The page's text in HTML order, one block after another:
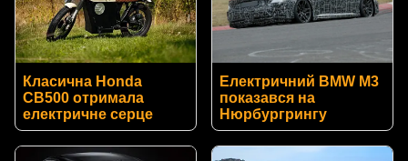
Класична Honda
CB500 отримала
електричне серце
Електричний BMW M3
показався на
Нюрбургрингу